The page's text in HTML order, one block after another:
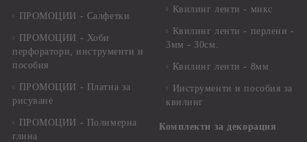
ПРОМОЦИИ - Салфетки
ПРОМОЦИИ - Хоби
перфоратори, инструменти и
пособия
ПРОМОЦИИ - Платна за
рисуване
ПРОМОЦИИ - Полимерна
глина
Квилинг ленти - микс
Квилинг ленти - перлени -
3мм - 30см.
Квилинг ленти - 8мм
Инструменти и пособия за
квилинг
Комплекти за декорация